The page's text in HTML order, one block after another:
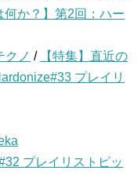
何か？】第2回：ハー
クノ /
【特集】直近の
プレイリ
プレイリストピッ